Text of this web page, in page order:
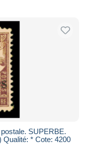
SUPERBE.
Qualité: * Cote: 4200